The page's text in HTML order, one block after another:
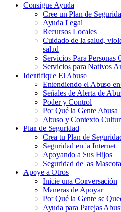
Consigue Ayuda
Cree un Plan de
Ayuda Legal
Recursos Locales
Cuidado de la salud,
salud
Servicios Para
Servicios para Nativos
Identifique El Abuso
Entendiendo el Abuso
Señales de Alerta de
Poder y Control
Por Qué la Gente Abusa
Abuso y Contexto
Plan de Seguridad
Crea tu Plan de
Seguridad en la Internet
Apoyando a Sus Hijos
Seguridad de las
Apoye a Otros
Inicie una Conversación
Maneras de Apoyar
Por Qué la Gente se
Ayuda para Parejas